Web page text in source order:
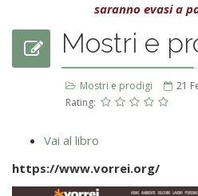
saranno evasi a
Mostri e
Mostri e prodigi 21
Rating:
Vai al libro
https://www.vorrei.org/